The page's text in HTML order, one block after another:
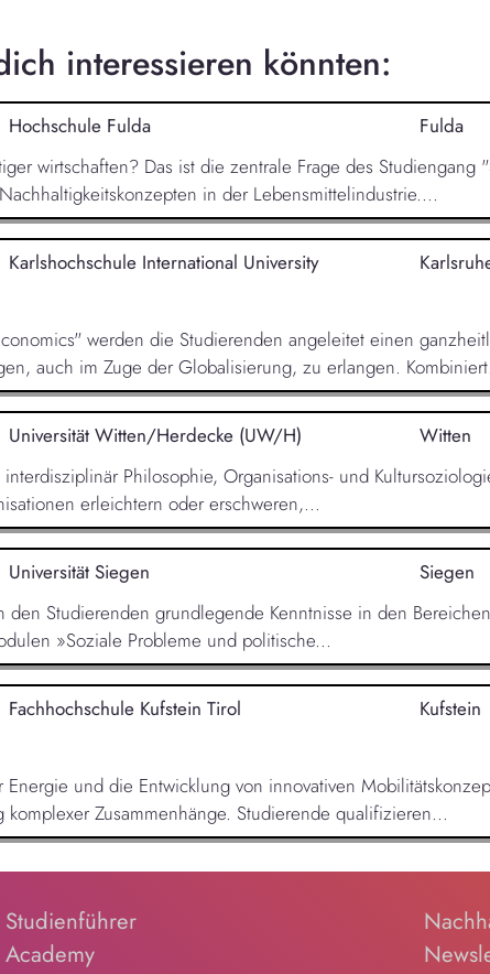
interessieren könnten:
Hochschule Fulda
Fulda
wirtschaften? Das ist die zentrale Frage des Studiengang
in der Lebensmittelindustrie....
Karlshochschule International University
werden die Studierenden angeleitet einen
auch im Zuge der Globalisierung, zu erlangen.
Universität Witten/Herdecke (UW/H)
Witten
Philosophie, Organisations- und
erleichtern oder erschweren,...
Universität Siegen
Siegen
Studierenden grundlegende Kenntnisse in den
»Soziale Probleme und politische...
Fachhochschule Kufstein Tirol Kufstein
und die Entwicklung von innovativen
Zusammenhänge. Studierende qualifizieren...
Studienführer
Academy